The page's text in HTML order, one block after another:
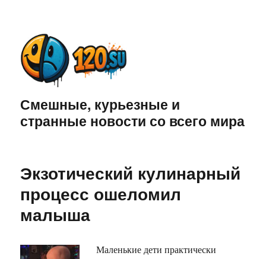
Смешные, курьезные и
странные новости со всего мира
Экзотический кулинарный
процесс ошеломил
малыша
Маленькие дети практически